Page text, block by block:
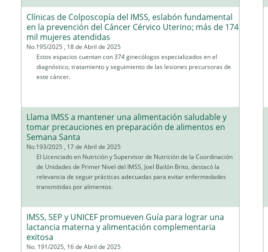
Clínicas de Colposcopía del IMSS, eslabón fundamental
en la prevención del Cáncer Cérvico Uterino; más de 174
mil mujeres atendidas
No.195/2025 , 18 de Abril de 2025
Estos espacios cuentan con 374 ginecólogos especializados en el
diagnóstico, tratamiento y seguimiento de las lesiones precursoras de
este cáncer.
Llama IMSS a mantener una alimentación saludable y
tomar precauciones en preparación de alimentos en
Semana Santa
No.193/2025 , 17 de Abril de 2025
El Licenciado en Nutrición y Supervisor de Nutrición de la Coordinación
de Unidades de Primer Nivel del IMSS, Joel Bailón Brito, destacó la
relevancia de seguir prácticas adecuadas para evitar enfermedades
transmitidas por alimentos.
IMSS, SEP y UNICEF promueven Guía para lograr una
lactancia materna y alimentación complementaria
exitosa
No. 191/2025, 16 de Abril de 2025